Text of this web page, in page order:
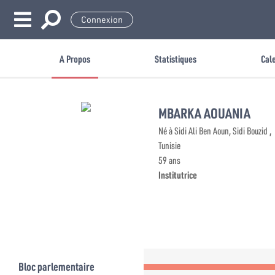
Connexion
A Propos Statistiques
MBARKA AOUANIA
Né à Sidi Ali Ben Aoun, Sidi Bouzid ,
Tunisie
59 ans
Institutrice
Bloc parlementaire